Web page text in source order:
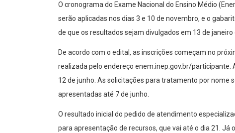
O cronograma do Exame Nacional do Ensino Médio
serão aplicadas nos dias 3 e 10 de novembro, e o
de que os resultados sejam divulgados em 13 de janeiro
De acordo com o edital, as inscrições começam no
realizada pelo endereço enem.inep.gov.br/participante.
12 de junho. As solicitações para tratamento por nome
apresentadas até 7 de junho.
O resultado inicial do pedido de atendimento
para apresentação de recursos, que vai até o dia 21.